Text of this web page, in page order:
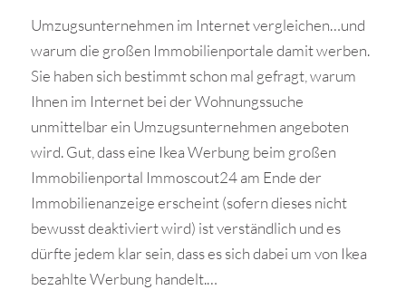
Umzugsunternehmen im Internet vergleichen…und
warum die großen Immobilienportale damit werben.
Sie haben sich bestimmt schon mal gefragt, warum
Ihnen im Internet bei der Wohnungssuche
unmittelbar ein Umzugsunternehmen angeboten
wird. Gut, dass eine Ikea Werbung beim großen
Immobilienportal Immoscout24 am Ende der
Immobilienanzeige erscheint (sofern dieses nicht
bewusst deaktiviert wird) ist verständlich und es
dürfte jedem klar sein, dass es sich dabei um von Ikea
bezahlte Werbung handelt.…